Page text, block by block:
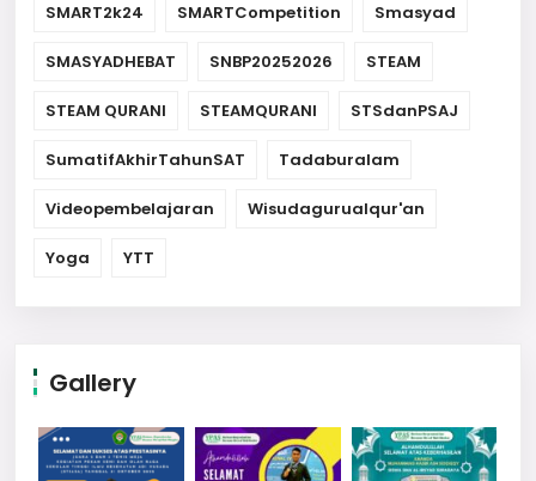
SMART2k24 SMARTCompetition Smasyad
SMASYADHEBAT SNBP20252026 STEAM
STEAM QURANI STEAMQURANI STSdanPSAJ
SumatifAkhirTahunSAT Tadaburalam
Videopembelajaran Wisudagurualqur'an
Yoga YTT
Gallery